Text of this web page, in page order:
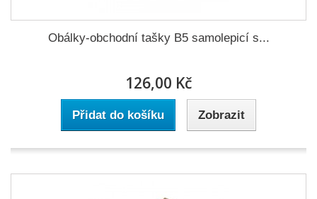
Obálky-obchodní tašky B5 samolepicí s...
126,00 Kč
Přidat do košíku Zobrazit